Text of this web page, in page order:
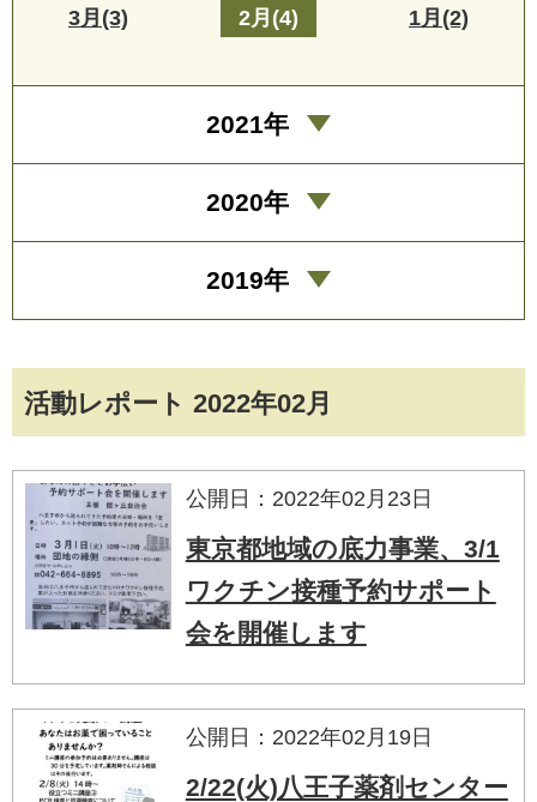
活動レポート 2022年02月
公開日：2022年02月23日
東京都地域の底力事業、3/1
ワクチン接種予約サポート
会を開催します
公開日：2022年02月19日
2/22(火)八王子薬剤センター
3月(3) 2月(4) 1月(2)
2021年
2020年
2019年